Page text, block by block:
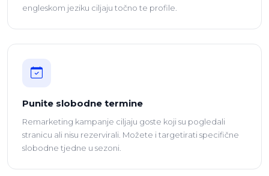
engleskom jeziku ciljaju točno te profile.
Punite slobodne termine
Remarketing kampanje ciljaju goste koji su pogledali
stranicu ali nisu rezervirali. Možete i targetirati specifične
slobodne tjedne u sezoni.